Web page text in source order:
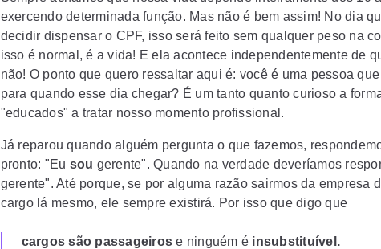
exercendo determinada função. Mas não é bem assim! No dia
decidir dispensar o CPF, isso será feito sem qualquer peso na
isso é normal, é a vida! E ela acontece independentemente de
não! O ponto que quero ressaltar aqui é: você é uma pessoa
para quando esse dia chegar? É um tanto quanto curioso a
"educados" a tratar nosso momento profissional.
Já reparou quando alguém pergunta o que fazemos,
pronto: "Eu sou gerente". Quando na verdade deveríamos
gerente". Até porque, se por alguma razão sairmos da empresa
cargo lá mesmo, ele sempre existirá. Por isso que digo que
cargos são passageiros e ninguém é insubstituível.